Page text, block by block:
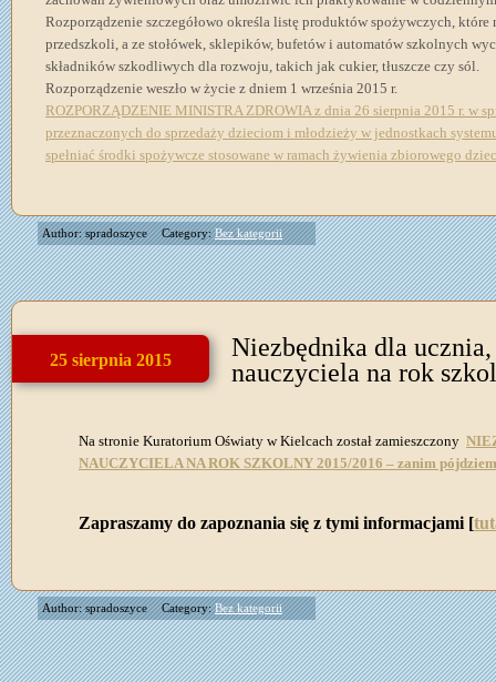
Rozporządzenie szczegółowo określa listę produktów spożywczych, które
przedszkoli, a ze stołówek, sklepików, bufetów i automatów szkolnych
składników szkodliwych dla rozwoju, takich jak cukier, tłuszcze czy sól.
Rozporządzenie weszło w życie z dniem 1 września 2015 r.
ROZPORZĄDZENIE MINISTRA ZDROWIA z dnia 26 sierpnia 2015 r. w
przeznaczonych do sprzedaży dzieciom i młodzieży w jednostkach
spełniać środki spożywcze stosowane w ramach żywienia zbiorowego
Author: spradoszyce Category:Bez kategorii
25 sierpnia 2015
Niezbędnika dla
nauczyciela na rok
Na stronie Kuratorium Oświaty w Kielcach został zamieszczony
NAUCZYCIELA NA ROK SZKOLNY 2015/2016 – zanim
Zapraszamy do zapoznania się z tymi informacjami [
Author: spradoszyce Category:Bez kategorii